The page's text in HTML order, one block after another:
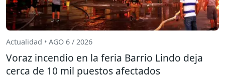
Actualidad • AGO 6 / 2026
Voraz incendio en la feria Barrio Lindo deja
cerca de 10 mil puestos afectados